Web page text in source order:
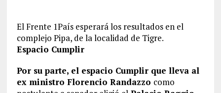
El Frente 1País esperará los resultados en el
complejo Pipa, de la localidad de Tigre.
Espacio Cumplir
Por su parte, el espacio Cumplir que lleva al
ex ministro Florencio Randazzo como